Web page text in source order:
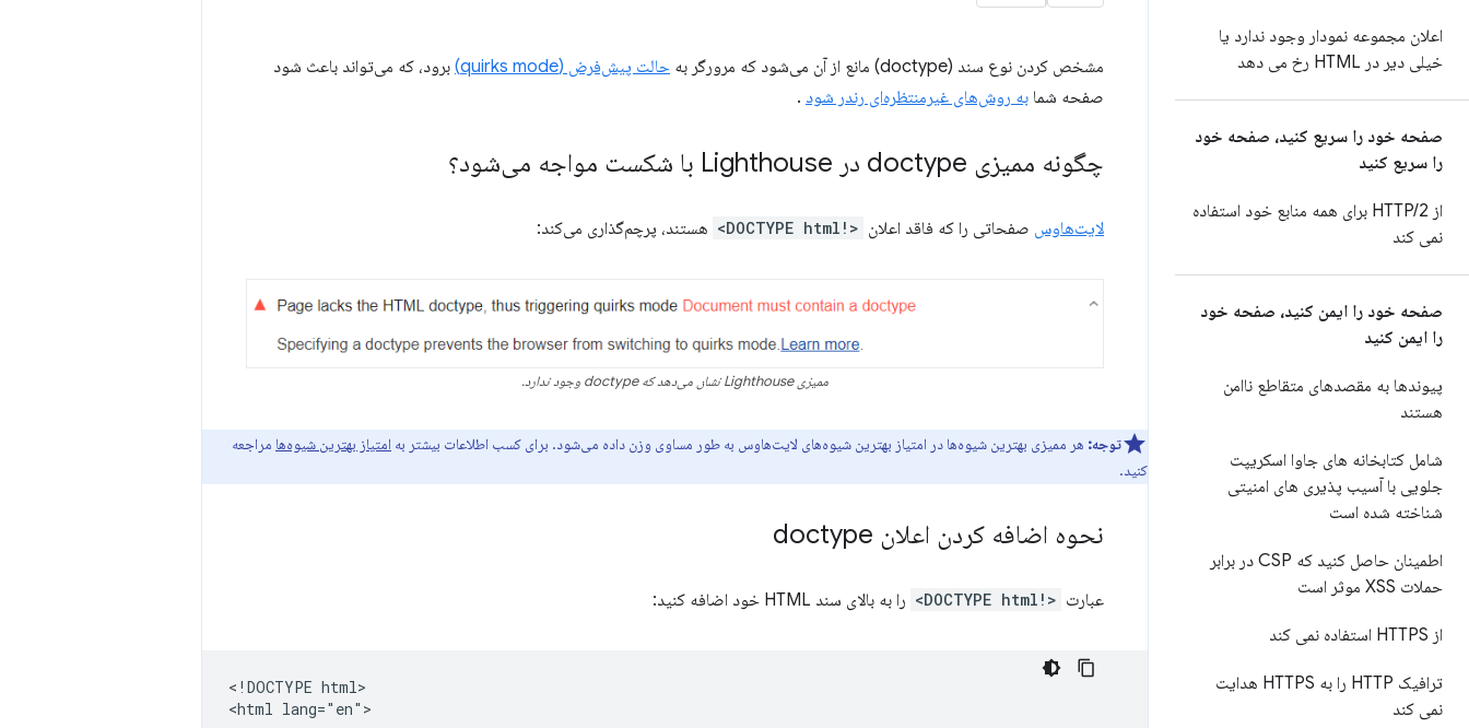
اعلان مجموعه نمودار وجود ندارد یا
خیلی دیر در HTML رخ می دهد
صفحه خود را سریع کنید، صفحه خود
را سریع کنید
از HTTP /
2 برای همه منابع خود استفاده
نمی کند
صفحه خود را ایمن کنید، صفحه خود
را ایمن کنید
پیوندها به مقصدهای متقاطع ناامن
هستند
شامل کتابخانه های جاوا اسکریپت
جلویی با آسیب پذیری های امنیتی
شناخته شده است
اطمینان حاصل کنید که CSP در برابر
حملات XSS موثر است
از HTTPS استفاده نمی کند
ترافیک HTTP را به HTTPS هدایت
نمی کند
مشخص کردن نوع سند (doctype) مانع از آن می‌شود که مرورگر به حالت پیش‌فرض (quirks mode)
برود، که می‌تواند باعث شود
صفحه شما به روش‌های غیرمنتظره‌ای رندر شود .
چگونه ممیزی doctype در Lighthouse با شکست مواجه می‌شود؟
لایت‌هاوس صفحاتی را که فاقد اعلان <!DOCTYPE html> هستند، پرچم‌گذاری می‌کند:
ممیزی Lighthouse نشان می‌دهد که doctype وجود ندارد.
توجه: هر ممیزی بهترین شیوه‌ها در امتیاز بهترین شیوه‌های لایت‌هاوس به طور مساوی وزن داده می‌شود. برای کسب اطلاعات بیشتر به امتیاز بهترین شیوه‌ها مراجعه
کنید.
نحوه اضافه کردن اعلان doctype
عبارت <!DOCTYPE html> را به بالای سند HTML خود اضافه کنید:
<!DOCTYPE html>
<html lang="en">